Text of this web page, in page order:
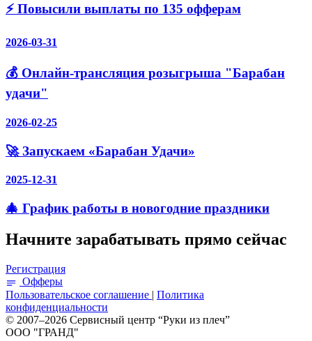
⚡️ Повысили выплаты по 135 офферам
2026-03-31
💰 Онлайн-трансляция розыгрыша "Барабан
удачи"
2026-02-25
🚀 Запускаем «Барабан Удачи»
2025-12-31
🎄 График работы в новогодние праздники
Начните зарабатывать прямо сейчас
Регистрация
Офферы
Пользовательское соглашение | Политика
конфиденциальности
© 2007–2026 Сервисный центр “Руки из плеч”
ООО "ГРАНД"